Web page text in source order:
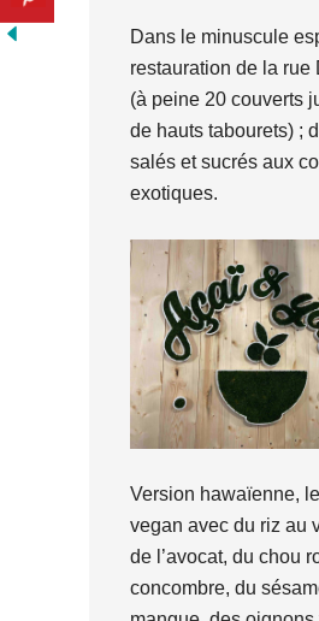
Dans le minuscule
restauration de la rue
(à peine 20 couverts
de hauts tabourets) ;
salés et sucrés aux
exotiques.
Version hawaïenne,
vegan avec du riz au
de l’avocat, du chou
concombre, du